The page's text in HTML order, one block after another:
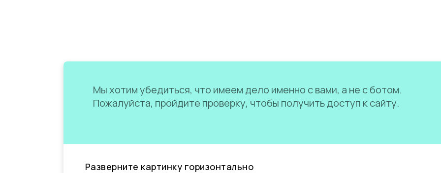
Мы хотим убедиться, что имеем дело именно с вами, а не с ботом.
Пожалуйста, пройдите проверку, чтобы получить доступ к сайту.
Разверните картинку горизонтально